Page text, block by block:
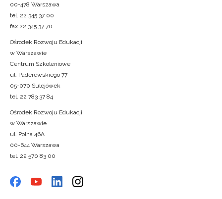
00-478 Warszawa
tel. 22 345 37 00
fax 22 345 37 70
Ośrodek Rozwoju Edukacji
w Warszawie
Centrum Szkoleniowe
ul. Paderewskiego 77
05-070 Sulejówek
tel. 22 783 37 84
Ośrodek Rozwoju Edukacji
w Warszawie
ul. Polna 46A
00-644 Warszawa
tel. 22 570 83 00